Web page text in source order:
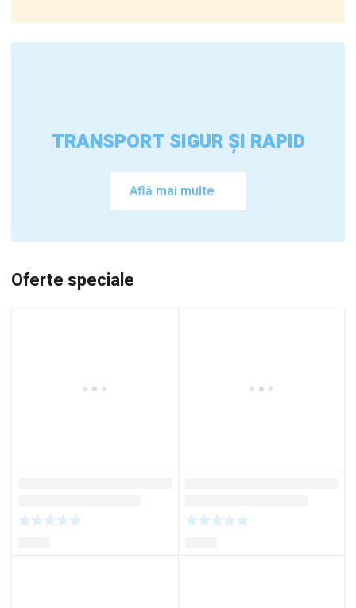
TRANSPORT SIGUR ȘI RAPID
Află mai multe
Oferte speciale